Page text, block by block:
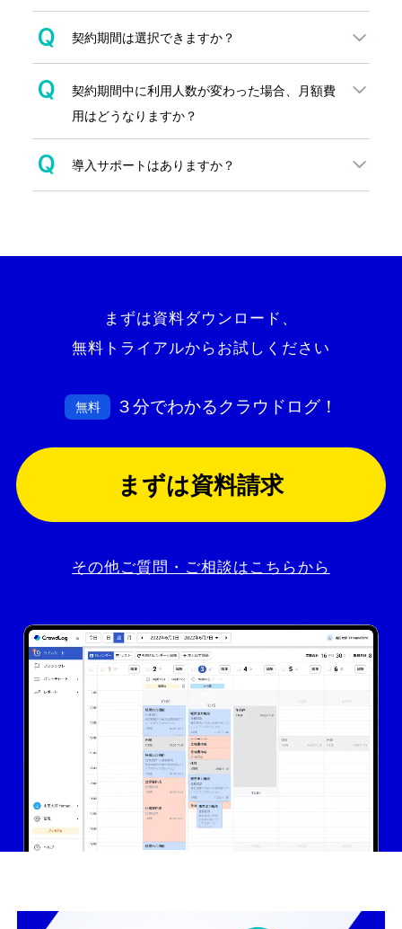
その後、プランやユーザー数を決めてお申し込みフ
ォームに進んでいただき、メールにて契約の取り交
わしを行います。
詳しくは以下のページをご覧ください。
https://www.crowdlog.jp/contract
その間に使用したデータは、契約後もそのまま引き
継ぐことが可能です。
Q 契約期間は選択できますか？
す。
Q
契約期間中に利用人数が変わった場合、月額費
用はどうなりますか？
差額分を別途ご請求させていただきます。
契約内容の変更は、以下よりお願いいたします。
Q 導入サポートはありますか？
まずは資料ダウンロード、
無料トライアルからお試しください
無料 ３分でわかるクラウドログ！
まずは資料請求
その他ご質問・ご相談はこちらから